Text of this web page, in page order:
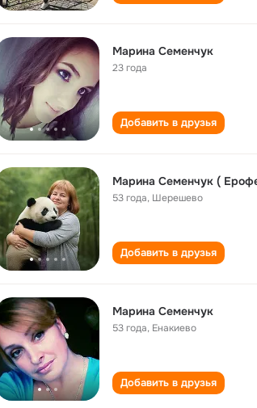
Марина Семенчук
23 года
Добавить в друзья
Марина Семенчук (
53 года, Шерешево
Добавить в друзья
Марина Семенчук
53 года, Енакиево
Добавить в друзья